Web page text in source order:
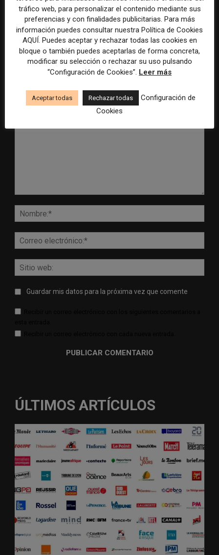
Radio Televisión Madrid
establece un sistema de
control para el uso de la
inteligencia artificial
ADEPA crea un premio
especial para la mejor
cobertura periodística del
Mundial 2026
DEJA UNA RESPUESTA
Guardar mis datos para la próxima vez que comente
ÚLTIMOS ARTÍCULOS
tráfico web, para personalizar el contenido mediante sus
preferencias y con finalidades publicitarias. Para más
información puedes consultar nuestra Política de Cookies
AQUÍ. Puedes aceptar y rechazar todas las cookies en
bloque o también puedes aceptarlas de forma concreta,
modificar su selección o rechazar su uso pulsando
“Configuración de Cookies”. Leer más
Aceptar todas Rechazar todas
Configuración de
Cookies